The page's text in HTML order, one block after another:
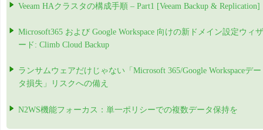
Veeam HAクラスタの構成手順 – Part1 [Veeam Backup & Replication]
Microsoft365 および Google Workspace 向けの新ドメイン設定ウィザ
ード: Climb Cloud Backup
ランサムウェアだけじゃない「Microsoft 365/Google Workspaceデー
タ損失」リスクへの備え
N2WS機能フォーカス：単一ポリシーでの複数データ保持を